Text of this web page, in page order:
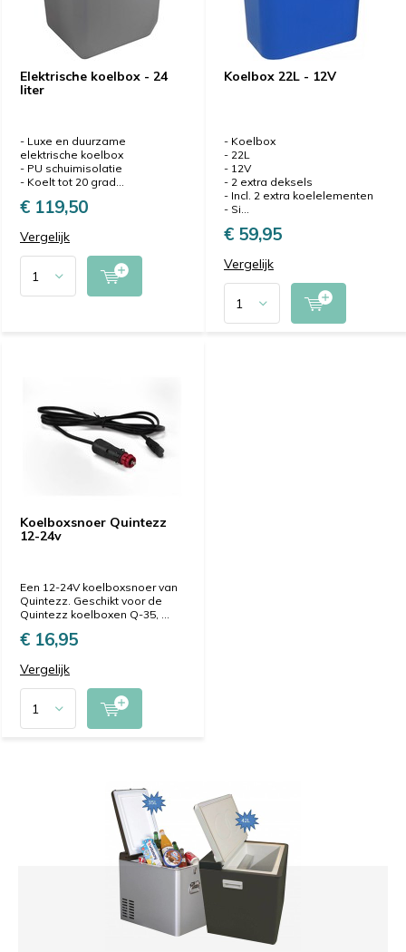
Elektrische koelbox - 24
liter
- Luxe en duurzame
elektrische koelbox
- PU schuimisolatie
- Koelt tot 20 grad...
€ 119,50
Vergelijk
Koelbox 22L - 12V
- Koelbox
- 22L
- 12V
- 2 extra deksels
- Incl. 2 extra koelelementen
- Si...
€ 59,95
Vergelijk
Koelboxsnoer Quintezz
12-24v
Een 12-24V koelboxsnoer van
Quintezz. Geschikt voor de
Quintezz koelboxen Q-35, ...
€ 16,95
Vergelijk